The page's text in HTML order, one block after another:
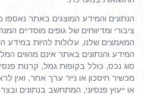
הנתונים והמידע המוצגים באתר
ציבורי ומדיווחים של גופים מוסדיים
המאמצים שלנו, עלולות להיות במידע
המידע והנתונים באתר אינם מהווים
סוג נכס, כולל בקופות גמל, קרנות
מכשיר חיסכון או נייר ערך אחר, ואין
או ייעוץ פנסיוני, המתחשב בנתונים